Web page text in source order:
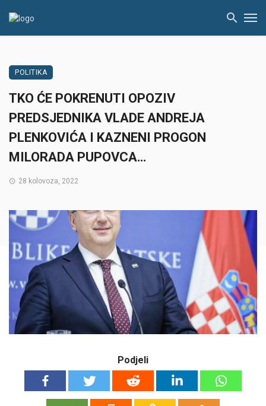
POLITIKA
TKO ĆE POKRENUTI OPOZIV
PREDSJEDNIKA VLADE ANDREJA
PLENKOVIĆA I KAZNENI PROGON
MILORADA PUPOVCA…
28 kolovoza, 2022
Podjeli